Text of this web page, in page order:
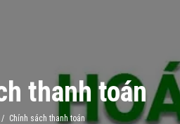
thanh toán
/ Chính sách thanh toán